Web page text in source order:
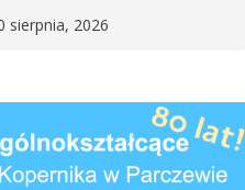
sierpnia, 2026